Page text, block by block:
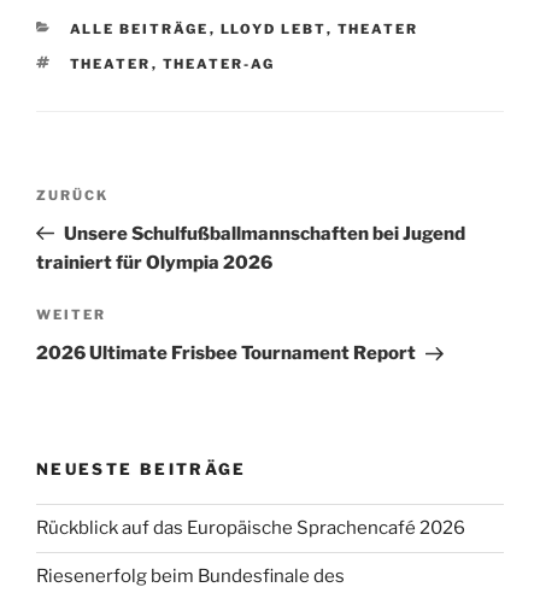
KATEGORIEN
ALLE BEITRÄGE , LLOYD LEBT, THEATER
SCHLAGWÖRTER
THEATER , THEATER-AG
Beitragsnavigation
Vorheriger
Beitrag
ZURÜCK
Unsere Schulfußballmannschaften bei Jugend
trainiert für Olympia 2026
Nächster
Beitrag
WEITER
2026 Ultimate Frisbee Tournament Report
NEUESTE BEITRÄGE
Rückblick auf das Europäische Sprachencafé 2026
Riesenerfolg beim Bundesfinale des